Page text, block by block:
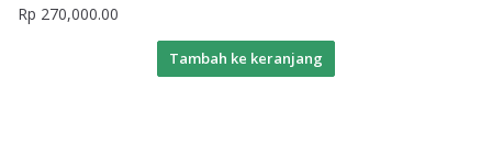
Rp 270,000.00
Tambah ke keranjang